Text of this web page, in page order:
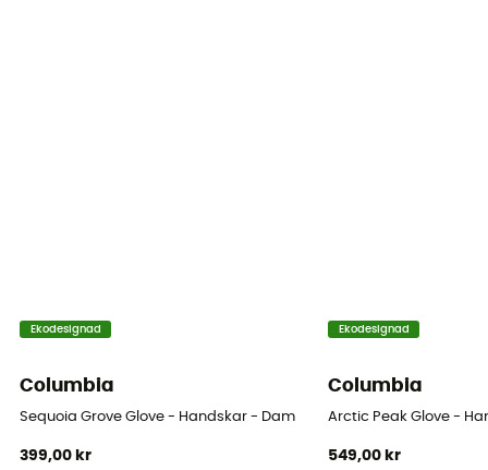
Ekodesignad
Columbia
Sequoia Grove Glove - Handskar - Dam
399,00 kr
Ekodesignad
Columbia
Arctic Peak Glove -
549,00 kr